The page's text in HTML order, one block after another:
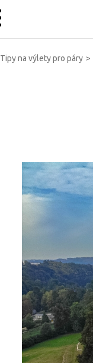
Tipy na výlety pro páry >